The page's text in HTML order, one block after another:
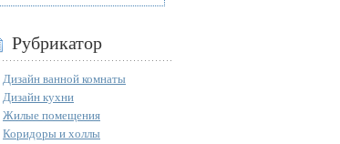
Рубрикатор
Дизайн ванной комнаты
Дизайн кухни
Жилые помещения
Коридоры и холлы